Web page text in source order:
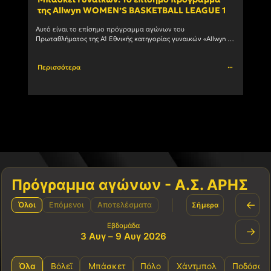
της Allwyn WOMEN’S BASKETBALL LEAGUE 1
Αυτό είναι το επίσημο πρόγραμμα αγώνων του
Πρωταθλήματος της Α1 Εθνικής κατηγορίας γυναικών «Allwyn
Περισσότερα
Πρόγραμμα αγώνων - Α.Σ. ΑΡΗΣ
Όλοι Επόμενοι Αποτελέσματα Σήμερα ←
Εβδομάδα
3 Αυγ – 9 Αυγ 2026 →
Όλα Βόλεϊ Μπάσκετ Πόλο Χάντμπολ